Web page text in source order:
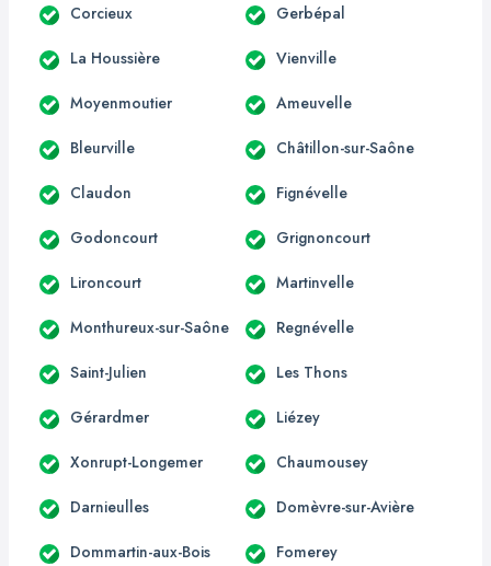
Corcieux Gerbépal
La Houssière Vienville
Moyenmoutier Ameuvelle
Bleurville Châtillon-sur-Saône
Claudon Fignévelle
Godoncourt Grignoncourt
Lironcourt Martinvelle
Monthureux-sur-Saône Regnévelle
Saint-Julien Les Thons
Gérardmer Liézey
Xonrupt-Longemer Chaumousey
Darnieulles Domèvre-sur-Avière
Dommartin-aux-Bois Fomerey